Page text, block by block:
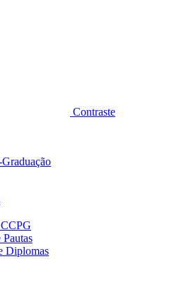
Contraste
Diplomas